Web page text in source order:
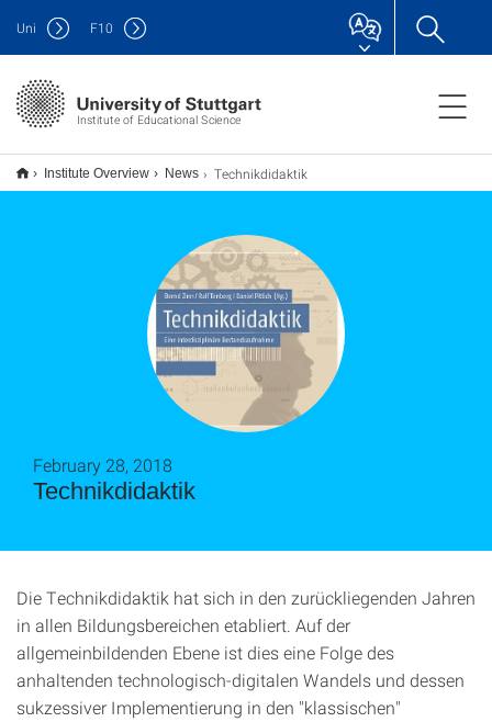
Institute of Educational Science
Uni F10
Institute Overview News Technikdidaktik
Technikdidaktik
February 28, 2018
Die Technikdidaktik hat sich in den zurückliegenden Jahren
in allen Bildungsbereichen etabliert. Auf der
allgemeinbildenden Ebene ist dies eine Folge des
anhaltenden technologisch-digitalen Wandels und dessen
sukzessiver Implementierung in den "klassischen"